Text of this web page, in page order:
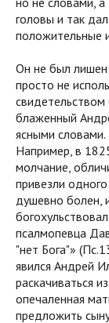
головы и так
положительные
Он не был лишен
просто не
свидетельством
блаженный
ясными
Например, в
молчание,
привезли
душевно болен,
псалмопевца
"нет Бога"»
явился Андрей
раскачиваться
опечаленная
предложить